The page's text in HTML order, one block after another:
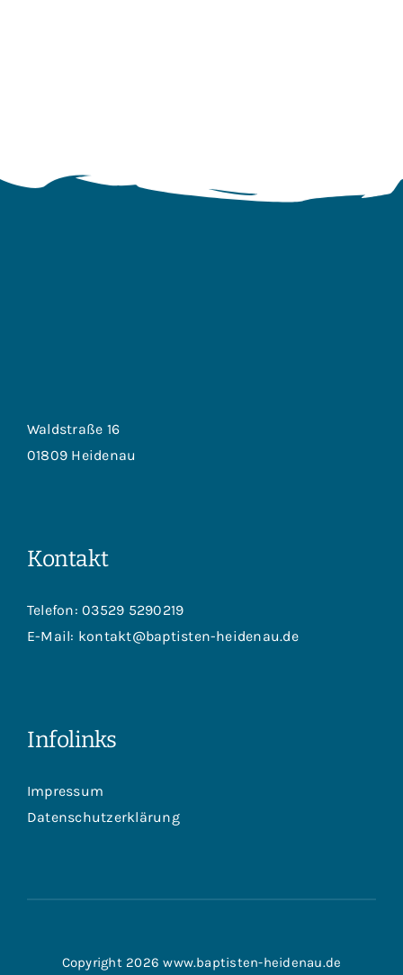
Waldstraße 16
01809 Heidenau
Kontakt
Telefon:03529 5290219
E-Mail: kontakt@baptisten-heidenau.de
Infolinks
Impressum
Datenschutzerklärung
Copyright 2026 www.baptisten-heidenau.de